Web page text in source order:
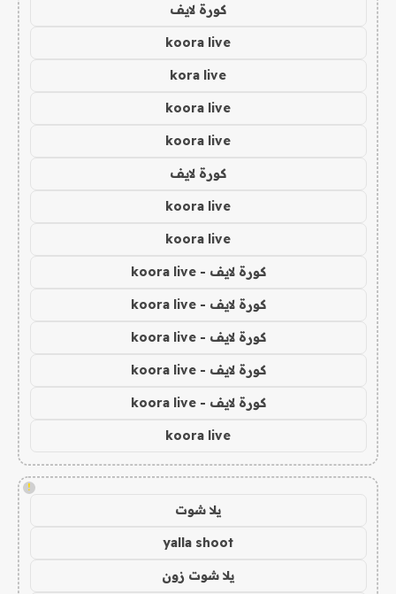
كورة لايف
koora live
kora live
koora live
koora live
كورة لايف
koora live
koora live
كورة لايف - koora live
كورة لايف - koora live
كورة لايف - koora live
كورة لايف - koora live
كورة لايف - koora live
koora live
!
يلا شوت
yalla shoot
يلا شوت زون